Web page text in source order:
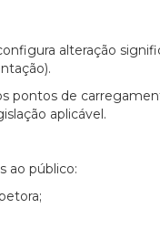
alteração
pontos de
aplicável.
ao público: